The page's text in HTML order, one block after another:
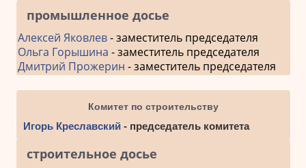
промышленное досье
Алексей Яковлев- заместитель председателя
Ольга Горышина - заместитель председателя
Дмитрий Прожерин - заместитель председателя
Комитет по строительству
Игорь Креславский - председатель комитета
строительное досье